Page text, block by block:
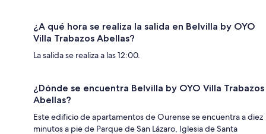
¿A qué hora se realiza la salida en Belvilla by OYO
Villa Trabazos Abellas?
La salida se realiza a las 12:00.
¿Dónde se encuentra Belvilla by OYO Villa Trabazos
Abellas?
Este edificio de apartamentos de Ourense se encuentra a diez
minutos a pie de Parque de San Lázaro, Iglesia de Santa